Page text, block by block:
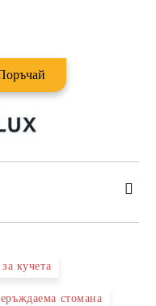
кучета
стомана